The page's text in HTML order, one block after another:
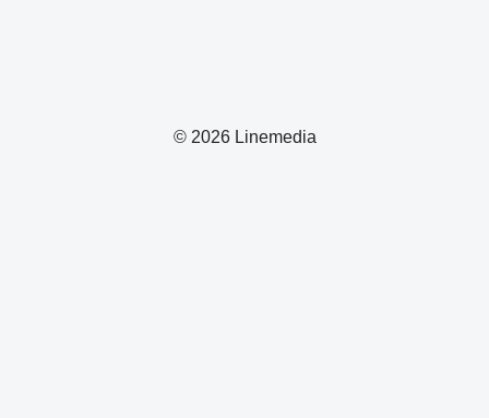
© 2026 Linemedia